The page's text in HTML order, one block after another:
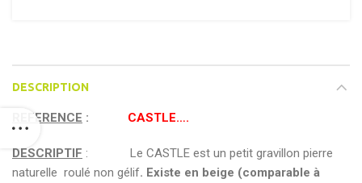
DESCRIPTION
REFERENCE : CASTLE….
DESCRIPTIF : Le CASTLE est un petit gravillon pierre
naturelle roulé non gélif. Existe en beige (comparable à